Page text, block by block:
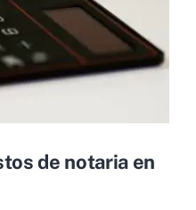
de notaria en